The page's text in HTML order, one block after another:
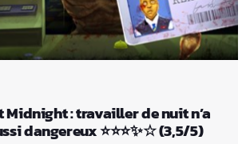
Midnight : travailler de nuit n’a
jamais été aussi dangereux ⭐⭐⭐✨☆ (3,5/5)